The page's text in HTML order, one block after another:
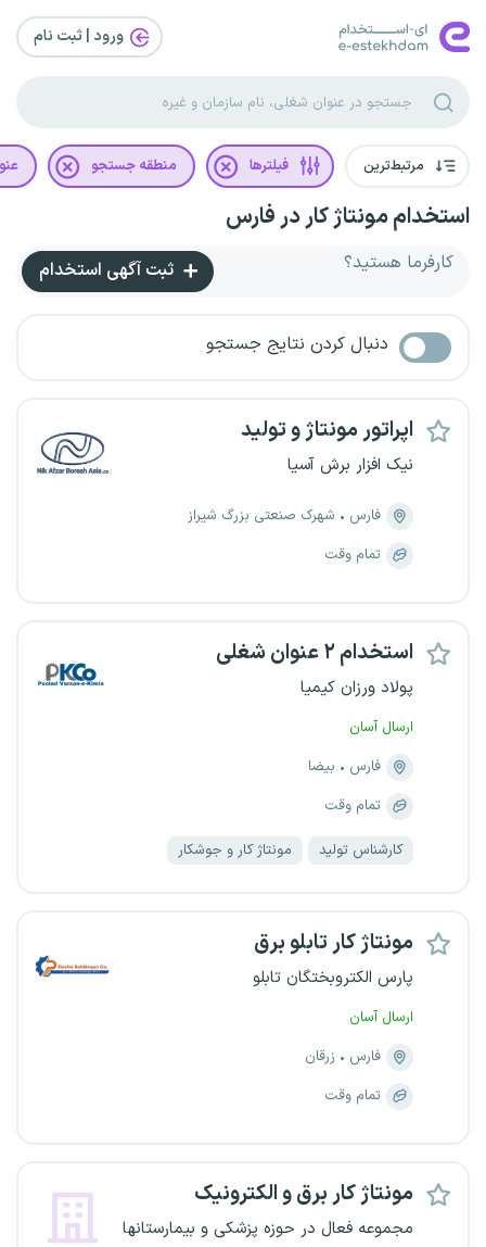
ورود | ثبت‌ نام
مرتبط‌ترین فیلترها منطقه جستجو
استخدام مونتاژ کار در فارس
کارفرما هستید؟ ثبت آگهی استخدام
دنبال کردن نتایج جستجو
اپراتور مونتاژ و تولید
نیک افزار برش آسیا
فارس
شهرک صنعتی بزرگ شیراز
تمام وقت
استخدام ۲ عنوان شغلی
پولاد ورزان کیمیا
ارسال آسان
فارس
بیضا
تمام وقت
کارشناس تولید مونتاژ کار و جوشکار
مونتاژ کار تابلو برق
پارس الکتروبختگان تابلو
ارسال آسان
فارس
زرقان
تمام وقت
مونتاژ کار برق و الکترونیک
مجموعه فعال در حوزه پزشکی و بیمارستانها